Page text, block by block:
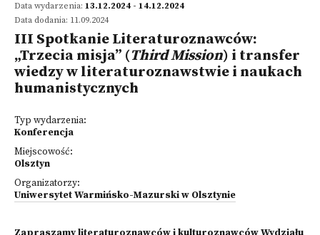
Data wydarzenia: 13.12.2024 - 14.12.2024
Data dodania: 11.09.2024
III Spotkanie Literaturoznawców:
„Trzecia misja” (Third Mission) i transfer
wiedzy w literaturoznawstwie i naukach
humanistycznych
Typ wydarzenia:
Konferencja
Miejscowość:
Olsztyn
Organizatorzy:
Uniwersytet Warmińsko-Mazurski w Olsztynie